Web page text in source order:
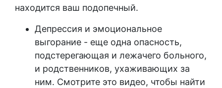
находится ваш подопечный.
Депрессия и эмоциональное
выгорание - еще одна опасность,
подстерегающая и лежачего больного,
и родственников, ухаживающих за
ним. Смотрите это видео, чтобы найти